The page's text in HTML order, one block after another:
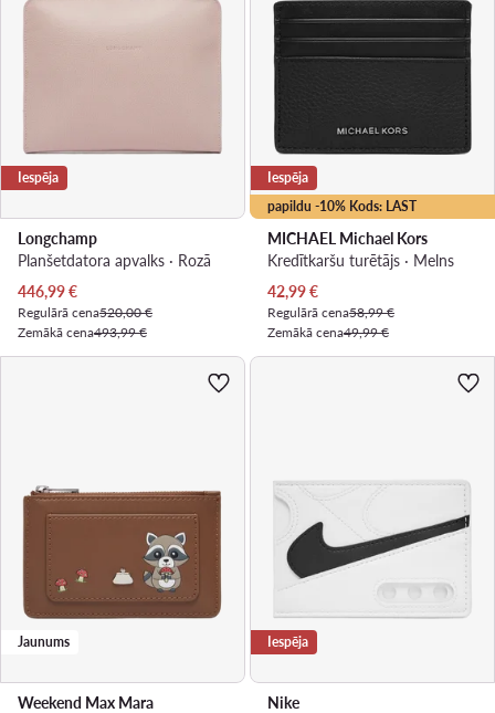
Iespēja
Longchamp
Planšetdatora apvalks · Rozā
Pašreizējā cena
446,99€
Regulārā cena520,00 €
Zemākā cena493,99 €
papildu -10% Kods: LAST
Iespēja
MICHAEL Michael Kors
Kredītkaršu turētājs · Melns
Pašreizējā cena
42,99€
Regulārā cena58,99 €
Zemākā cena49,99 €
Jaunums
Weekend Max Mara
Iespēja
Nike